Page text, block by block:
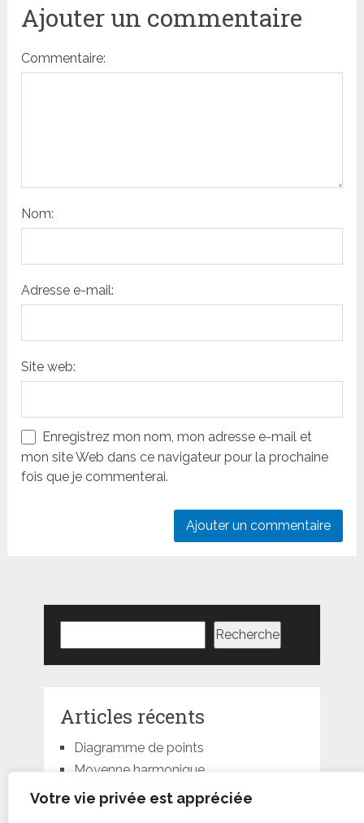
Votre vie privée est appréciée
Ajouter un commentaire
Commentaire:
Nom:
Adresse e-mail:
Site web:
Enregistrez mon nom, mon adresse e-mail et
mon site Web dans ce navigateur pour la prochaine
fois que je commenterai.
Recherche
Articles récents
Diagramme de points
Moyenne harmonique
Moyenne géométrique